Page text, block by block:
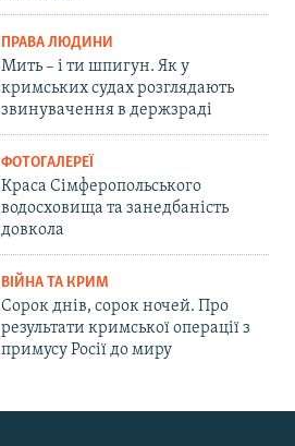
ПРАВА ЛЮДИНИ
Мить – і ти шпигун. Як у
кримських судах розглядають
звинувачення в держзраді
ФОТОГАЛЕРЕЇ
Краса Сімферопольського
водосховища та занедбаність
довкола
ВІЙНА ТА КРИМ
Сорок днів, сорок ночей. Про
результати кримської операції з
примусу Росії до миру